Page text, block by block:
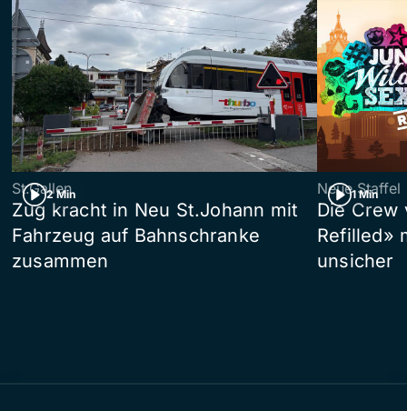
2 Min
St.Gallen
Zug kracht in Neu St.Johann mit
Fahrzeug auf Bahnschranke
zusammen
1 Min
Neue Staffel
Die Crew
Refilled»
unsicher